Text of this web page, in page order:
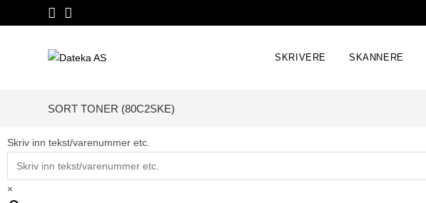
SKRIVERE SKANNERE
SORT TONER (80C2SKE)
Skriv inn tekst/varenummer etc.
×